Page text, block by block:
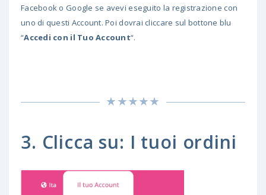
Facebook o Google se avevi eseguito la registrazione con
uno di questi Account. Poi dovrai cliccare sul bottone blu
“Accedi con il Tuo Account“.
3. Clicca su: I tuoi ordini